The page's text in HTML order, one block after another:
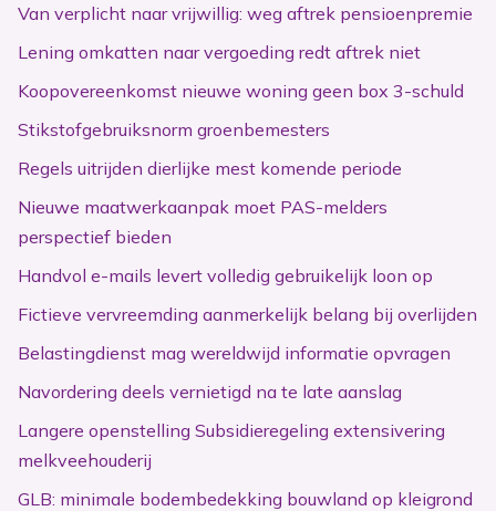
Van verplicht naar vrijwillig: weg aftrek pensioenpremie
Lening omkatten naar vergoeding redt aftrek niet
Koopovereenkomst nieuwe woning geen box 3-schuld
Stikstofgebruiksnorm groenbemesters
Regels uitrijden dierlijke mest komende periode
Nieuwe maatwerkaanpak moet PAS-melders
perspectief bieden
Handvol e-mails levert volledig gebruikelijk loon op
Fictieve vervreemding aanmerkelijk belang bij overlijden
Belastingdienst mag wereldwijd informatie opvragen
Navordering deels vernietigd na te late aanslag
Langere openstelling Subsidieregeling extensivering
melkveehouderij
GLB: minimale bodembedekking bouwland op kleigrond